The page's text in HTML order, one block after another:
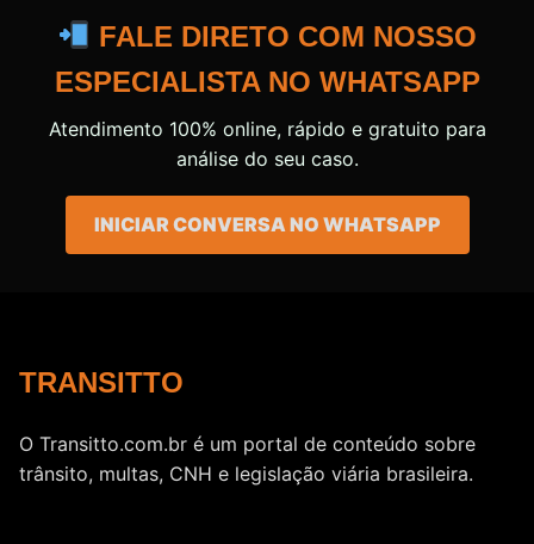
FALE DIRETO COM NOSSO
ESPECIALISTA NO WHATSAPP
Atendimento 100% online, rápido e gratuito para
análise do seu caso.
INICIAR CONVERSA NO WHATSAPP
TRANSITTO
O Transitto.com.br é um portal de conteúdo sobre
trânsito, multas, CNH e legislação viária brasileira.